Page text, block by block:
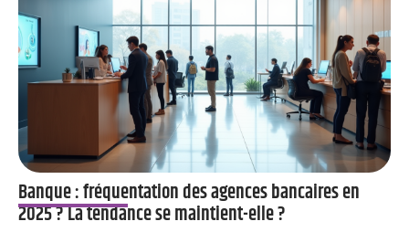
Banque : fréquentation des agences bancaires en
2025 ? La tendance se maintient-elle ?